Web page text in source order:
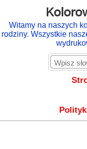
Witamy na naszych
rodziny. Wszystkie